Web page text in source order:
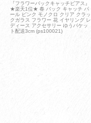
『フラワーバックキャッチピアス』
★楽天1位★ 春 バック キャッチ パ
ール ピンク モノクロ クリア クラッ
クガラス フラワー 花 イヤリング レ
ディース アクセサリー ゆうパケッ
ト配送3cm (ps100021)